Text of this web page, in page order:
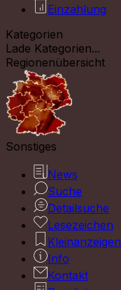
Einzahlung
Kategorien
Lade Kategorien...
Regionenübersicht
Sonstiges
News
Suche
Detailsuche
Lesezeichen
Kleinanzeigen
Info
Kontakt